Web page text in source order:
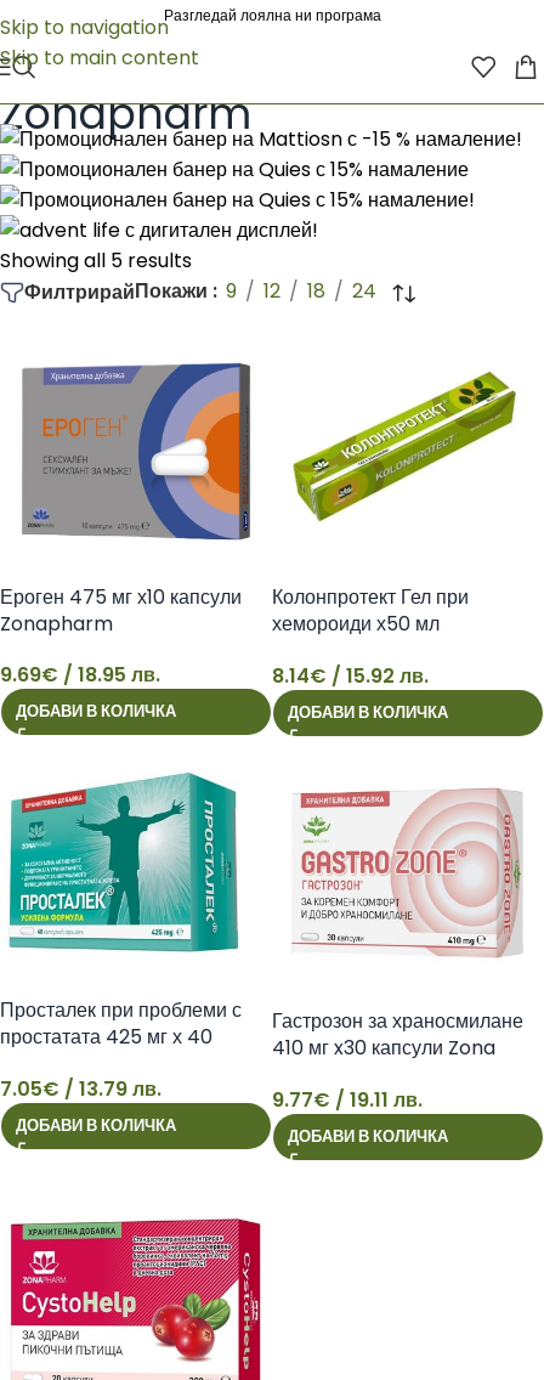
Skip to navigation
Skip to main content
Разгледай лоялна ни програма
Начало/Zonapharm
Zonapharm
Showing all 5 results
ФилтрирайПокажи 9 12 18 24
9
Ероген 475 мг х10 капсули
Zonapharm
9.69€ / 18.95 лв.
ДОБАВИ В КОЛИЧКА
8
Колонпротект Гел при
хемороиди х50 мл
8.14€ / 15.92 лв.
ДОБАВИ В КОЛИЧКА
7
Просталек при проблеми с
простатата 425 мг х 40
7.05€ / 13.79 лв.
ДОБАВИ В КОЛИЧКА
9
Гастрозон за храносмилане
410 мг x30 капсули Zona
9.77€ / 19.11 лв.
ДОБАВИ В КОЛИЧКА